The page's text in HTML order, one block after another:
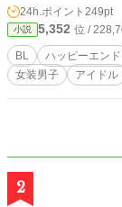
の会
パり
元超
デビュー
って
24h.ポイント 249pt
小説 5,352 位 /
BL ハッピーエンド
女装男子
アイドル
2